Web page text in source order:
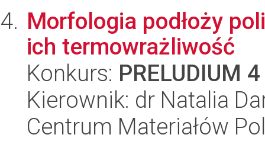
Morfologia podłoży
ich termowrażliwość
Konkurs: PRELUDIUM 4
Kierownik: dr Natalia
Centrum Materiałów